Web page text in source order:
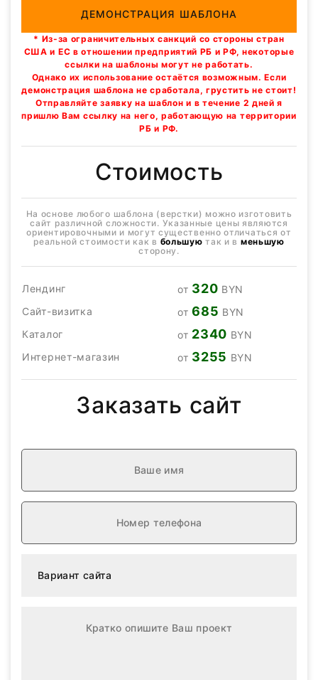
ДЕМОНСТРАЦИЯ ШАБЛОНА
* Из-за ограничительных санкций со стороны стран
США и ЕС в отношении предприятий РБ и РФ, некоторые
ссылки на шаблоны могут не работать.
Однако их использование остаётся возможным. Если
демонстрация шаблона не сработала, грустить не стоит!
Отправляйте заявку на шаблон и в течение 2 дней я
пришлю Вам ссылку на него, работающую на территории
РБ и РФ.
Стоимость
На основе любого шаблона (верстки) можно изготовить
сайт различной сложности. Указанные цены являются
ориентировочными и могут существенно отличаться от
реальной стоимости как в большую так и в меньшую
сторону.
Лендинг от 320 BYN
Сайт-визитка
от685 BYN
Каталог
от 2340 BYN
Интернет-магазин
от 3255 BYN
Заказать сайт